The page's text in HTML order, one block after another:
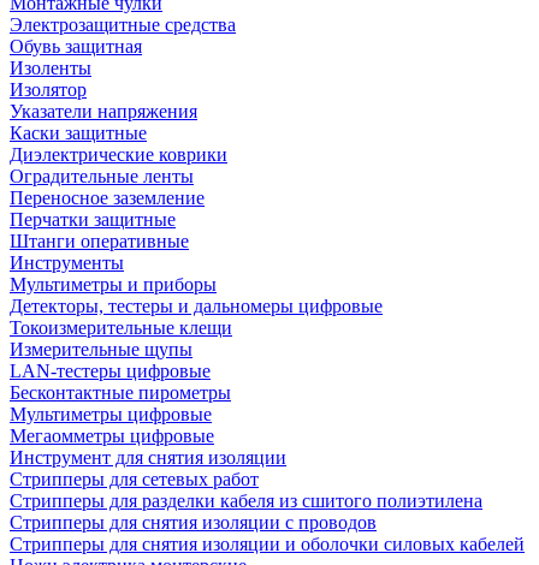
Электрозащитные средства
Обувь защитная
Изоленты
Изолятор
Указатели напряжения
Каски защитные
Диэлектрические коврики
Оградительные ленты
Переносное заземление
Перчатки защитные
Штанги оперативные
Инструменты
Мультиметры и приборы
Детекторы, тестеры и дальномеры цифровые
Токоизмерительные клещи
Измерительные щупы
LAN-тестеры цифровые
Бесконтактные пирометры
Мультиметры цифровые
Мегаомметры цифровые
Инструмент для снятия изоляции
Стрипперы для сетевых работ
Стрипперы для разделки кабеля из сшитого полиэтилена
Cтрипперы для снятия изоляции с проводов
Стрипперы для снятия изоляции и оболочки силовых кабелей